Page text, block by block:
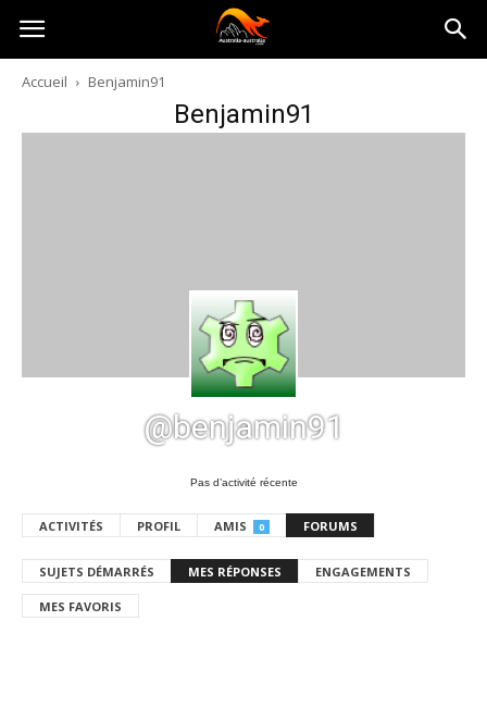
Australia-
australie.com
Accueil Benjamin91
Benjamin91
@benjamin91
Pas d’activité récente
ACTIVITÉS PROFIL AMIS 0 FORUMS
SUJETS DÉMARRÉS MES RÉPONSES ENGAGEMENTS
MES FAVORIS